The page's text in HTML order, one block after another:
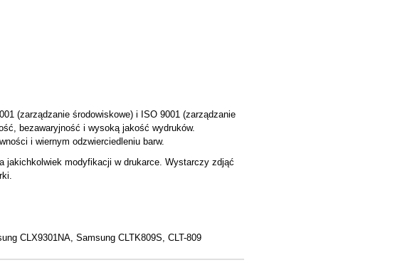
(zarządzanie środowiskowe) i ISO 9001 (zarządzanie
bezawaryjność i wysoką jakość wydruków.
i wiernym odzwierciedleniu barw.
jakichkolwiek modyfikacji w drukarce. Wystarczy zdjąć
CLX9301NA, Samsung CLTK809S, CLT-809